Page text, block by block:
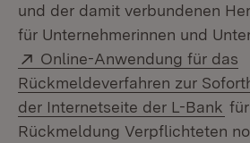
und der damit verbundenen
für Unternehmerinnen und
Extern:
Online-Anwendung für das
Rückmeldeverfahren zur
der Internetseite der L-Bank
Rückmeldung Verpflichteten